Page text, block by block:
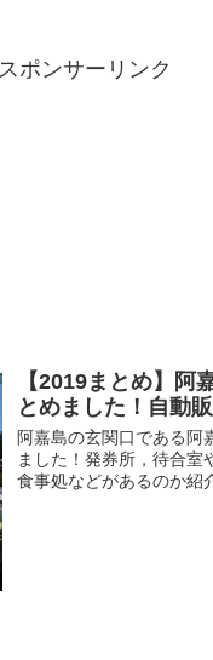
スポンサーリンク
【2019まとめ】阿
とめました！自動
阿嘉島の玄関口である阿
ました！発券所，待合室
食事処などがあるのか紹